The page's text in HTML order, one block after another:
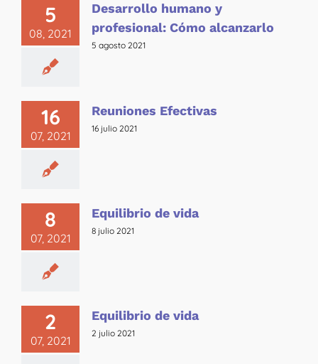
5
08, 2021
Desarrollo humano y
profesional: Cómo alcanzarlo
5 agosto 2021
16
07, 2021
Reuniones Efectivas
16 julio 2021
8
07, 2021
Equilibrio de vida
8 julio 2021
2
07, 2021
Equilibrio de vida
2 julio 2021